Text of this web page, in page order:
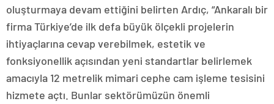
oluşturmaya devam ettiğini belirten Ardıç, “Ankaralı bir
firma Türkiye’de ilk defa büyük ölçekli projelerin
ihtiyaçlarına cevap verebilmek, estetik ve
fonksiyonellik açısından yeni standartlar belirlemek
amacıyla 12 metrelik mimari cephe cam işleme tesisini
hizmete açtı. Bunlar sektörümüzün önemli